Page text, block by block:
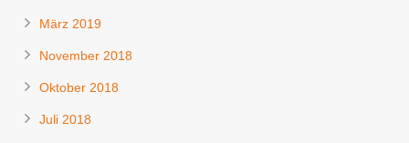
März 2019
November 2018
Oktober 2018
Juli 2018